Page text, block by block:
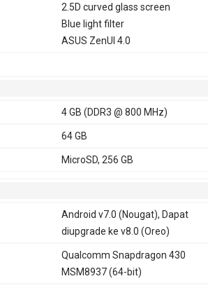
2.5D curved glass screen
Blue light filter
ASUS ZenUI 4.0
4 GB (DDR3 @ 800 MHz)
64 GB
MicroSD, 256 GB
Android v7.0 (Nougat), Dapat
diupgrade ke v8.0 (Oreo)
Qualcomm Snapdragon 430
MSM8937 (64-bit)